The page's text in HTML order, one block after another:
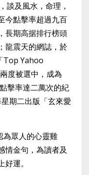
談及風水，命理，
今點擊率超過九百
長期高据排行榜頭
龍震天的網誌，於
Top Yahoo
度被選中，成為
擊率達二萬次的紀
期二出版「玄來愛
為眾人的心靈雞
情金句，為讀者及
運。